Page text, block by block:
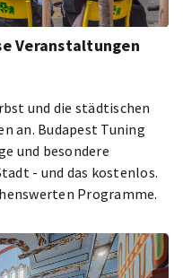
Veranstaltungen
und die städtischen
an. Budapest Tuning
und besondere
- und das kostenlos.
Programme.